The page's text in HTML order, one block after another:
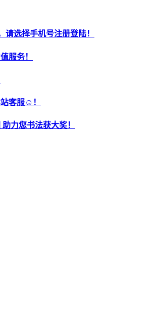
选择手机号注册登陆！
服务！
客服☺！
力您书法获大奖！